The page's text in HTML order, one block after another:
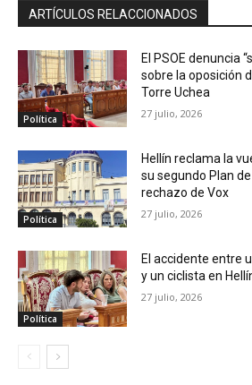
ARTÍCULOS RELACCIONADOS
Política
El PSOE denuncia
sobre la oposición
Torre Uchea
27 julio, 2026
Política
Hellín reclama la
su segundo Plan
rechazo de Vox
27 julio, 2026
Política
El accidente entre
y un ciclista en
27 julio, 2026